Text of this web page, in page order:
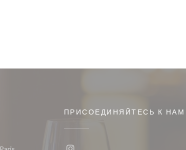
((открывается в новом окне))
ПРИСОЕДИНЯЙТЕСЬ К НАМ